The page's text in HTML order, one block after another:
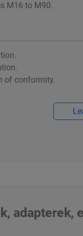
M16 to M90.
of conformity.
adapterek,